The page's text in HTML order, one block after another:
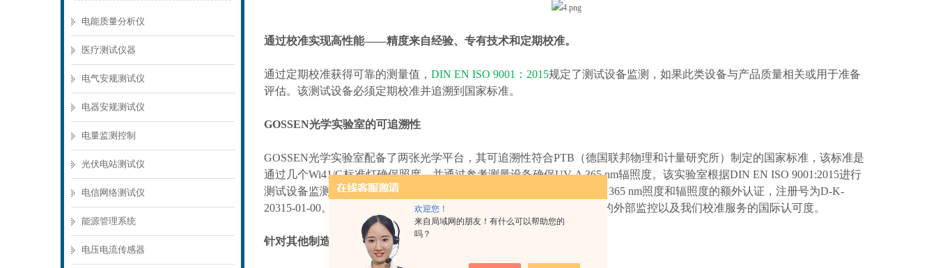
欢迎您！
来自局域网的朋友！有什么可以帮助您的
吗？
电能质量分析仪
医疗测试仪器
电气安规测试仪
电器安规测试仪
电量监测控制
光伏电站测试仪
电信网络测试仪
能源管理系统
电压电流传感器
通过校准实现高性能——精度来自经验、专有技术和定期校准。
通过定期校准获得可靠的测量值， DIN EN ISO 9001 ： 2015规定了测试设备监测，如果此类设备与产品质量相关或用于准备
评估。该测试设备必须定期校准并追溯到国家标准。
GOSSEN光学实验室的可追溯性
GOSSEN光学实验室配备了两张光学平台，其可追溯性符合PTB （德国联邦物理和计量研究所）制定的国家标准，该标准是
通过几个Wi41/G标准灯确保照度，并通过参考测量设备确保UV-A 365 nm辐照度。该实验室根据DIN EN ISO 9001:2015进行
测试设备监测，并根据DIN EN ISO/IEC 17025:2018 UV-A 365 nm照度和辐照度的额外认证，注册号为D-K-
20315-01-00。 因此，您可以信赖我们的产品质量、员工的能力、持续的外部监控以及我们校准服务的国际认可度。
针对其他制造商设备的校准